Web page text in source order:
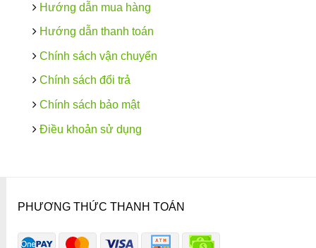
Hướng dẫn mua hàng
Hướng dẫn thanh toán
Chính sách vận chuyển
Chính sách đổi trả
Chính sách bảo mật
Điều khoản sử dụng
PHƯƠNG THỨC THANH TOÁN